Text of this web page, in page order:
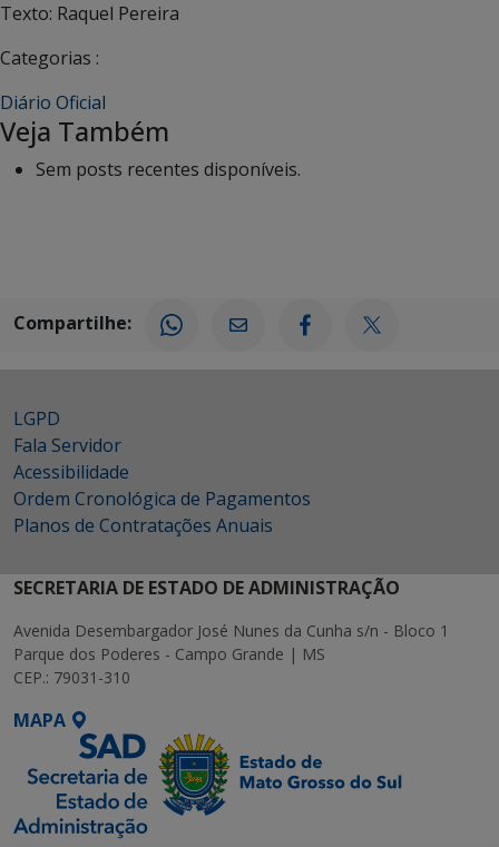
Texto: Raquel Pereira
Categorias :
Diário Oficial
Veja Também
Sem posts recentes disponíveis.
Compartilhe:
LGPD
Fala Servidor
Acessibilidade
Ordem Cronológica de Pagamentos
Planos de Contratações Anuais
SECRETARIA DE ESTADO DE ADMINISTRAÇÃO
Avenida Desembargador José Nunes da Cunha s/n - Bloco 1
Parque dos Poderes - Campo Grande | MS
CEP.: 79031-310
MAPA